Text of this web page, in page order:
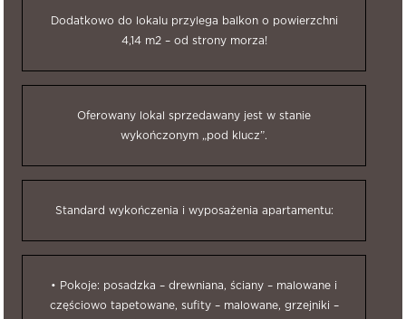
Dodatkowo do lokalu przylega balkon o powierzchni
4,14 m2 – od strony morza!
Oferowany lokal sprzedawany jest w stanie
wykończonym „pod klucz”.
Standard wykończenia i wyposażenia apartamentu:
• Pokoje: posadzka – drewniana, ściany – malowane i
częściowo tapetowane, sufity – malowane, grzejniki –